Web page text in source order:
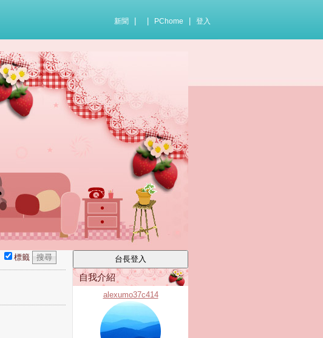
新聞 PChome 登入
標籤
自我介紹
alexumo37c414